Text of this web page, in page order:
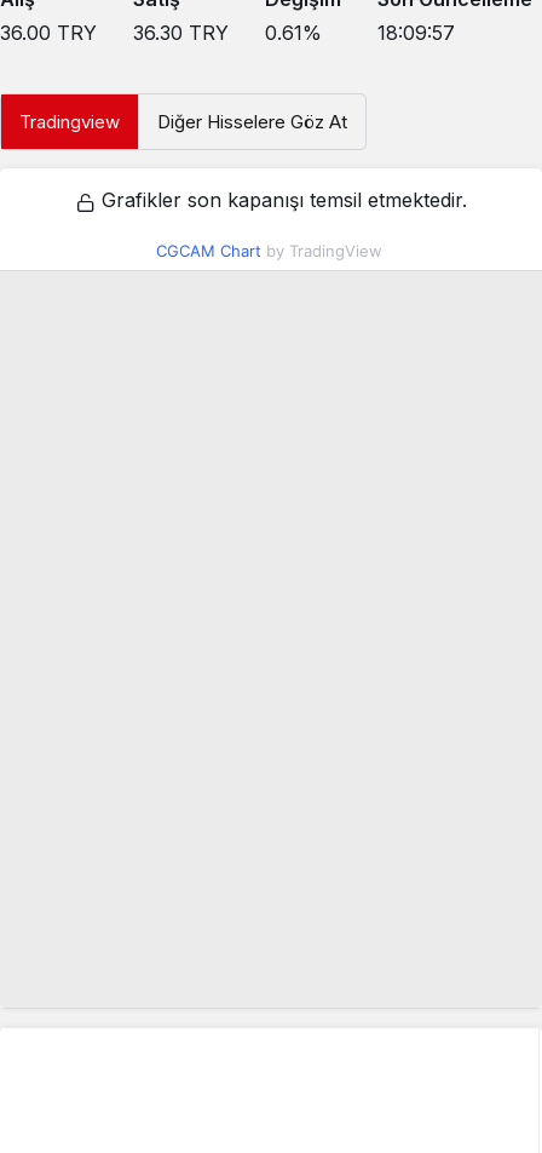
36.00 TRY
36.30 TRY
0.61%
18:09:57
Tradingview Diğer Hisselere Göz At
Grafikler son kapanışı temsil etmektedir.
CGCAM Chart by TradingView